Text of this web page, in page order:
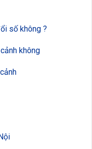
số không ?
không